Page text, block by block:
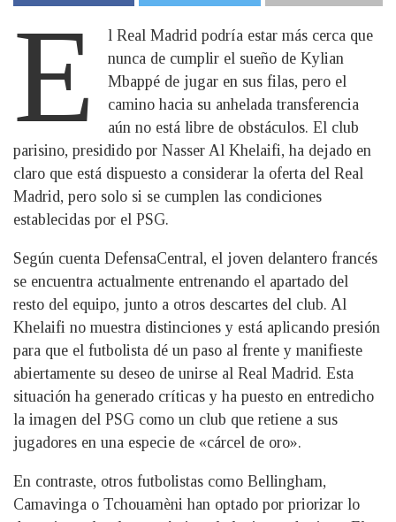
E
l Real Madrid podría estar más cerca que
nunca de cumplir el sueño de Kylian
Mbappé de jugar en sus filas, pero el
camino hacia su anhelada transferencia
aún no está libre de obstáculos. El club
parisino, presidido por Nasser Al Khelaifi, ha dejado en
claro que está dispuesto a considerar la oferta del Real
Madrid, pero solo si se cumplen las condiciones
establecidas por el PSG.
Según cuenta DefensaCentral, el joven delantero francés
se encuentra actualmente entrenando el apartado del
resto del equipo, junto a otros descartes del club. Al
Khelaifi no muestra distinciones y está aplicando presión
para que el futbolista dé un paso al frente y manifieste
abiertamente su deseo de unirse al Real Madrid. Esta
situación ha generado críticas y ha puesto en entredicho
la imagen del PSG como un club que retiene a sus
jugadores en una especie de «cárcel de oro».
En contraste, otros futbolistas como Bellingham,
Camavinga o Tchouamèni han optado por priorizar lo